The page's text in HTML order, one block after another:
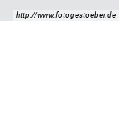
http://www.fotogestoeber.de